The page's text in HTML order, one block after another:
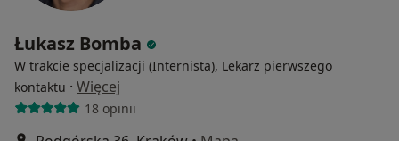
Łukasz Bomba
W trakcie specjalizacji (Internista), Lekarz pierwszego
kontaktu · Więcej
18 opinii